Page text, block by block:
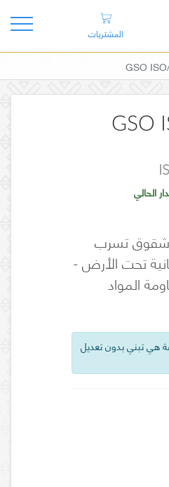
المشتريات
GSO
GSO
الحالي
شقوق تسرب
تحت الأرض -
المواد
هي تبني بدون تعديل